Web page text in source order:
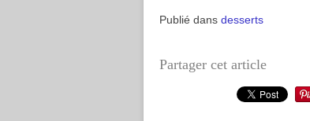
Publié dans desserts
Partager cet article